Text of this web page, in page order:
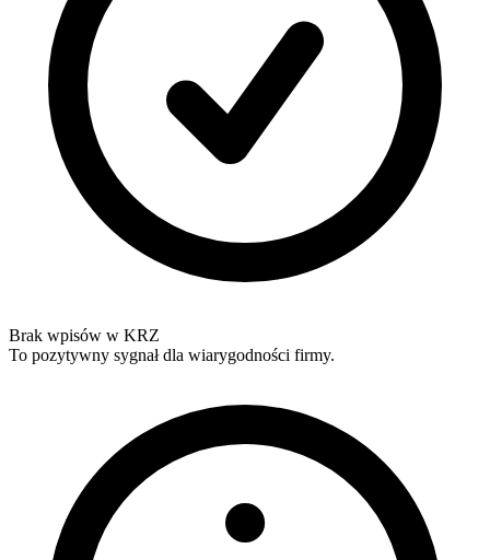
Brak wpisów w KRZ
To pozytywny sygnał dla wiarygodności firmy.